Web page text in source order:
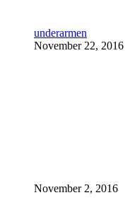
underarmen
November 22, 2016
November 2, 2016